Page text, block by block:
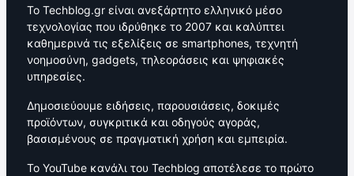
Το Techblog.gr είναι ανεξάρτητο ελληνικό μέσο
τεχνολογίας που ιδρύθηκε το 2007 και καλύπτει
καθημερινά τις εξελίξεις σε smartphones, τεχνητή
νοημοσύνη, gadgets, τηλεοράσεις και ψηφιακές
υπηρεσίες.
Δημοσιεύουμε ειδήσεις, παρουσιάσεις, δοκιμές
προϊόντων, συγκριτικά και οδηγούς αγοράς,
βασισμένους σε πραγματική χρήση και εμπειρία.
Το YouTube κανάλι του Techblog αποτέλεσε το πρώτο